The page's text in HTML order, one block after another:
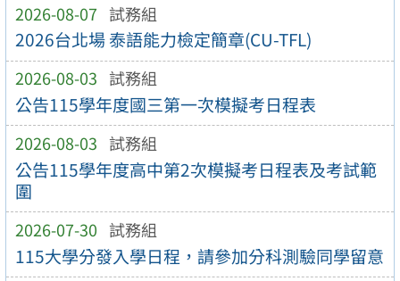
2026-08-07 試務組
2026台北場 泰語能力檢定簡章(CU-TFL)
2026-08-03 試務組
公告115學年度國三第一次模擬考日程表
2026-08-03 試務組
公告115學年度高中第2次模擬考日程表及考試範
圍
2026-07-30 試務組
115大學分發入學日程，請參加分科測驗同學留意